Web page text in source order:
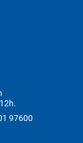
97600